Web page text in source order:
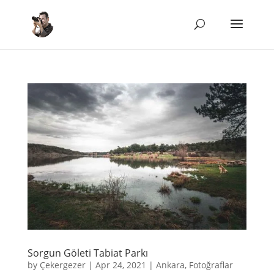
Sorgun Göleti Tabiat Parkı
by Çekergezer| Apr 24, 2021 | Ankara, Fotoğraflar